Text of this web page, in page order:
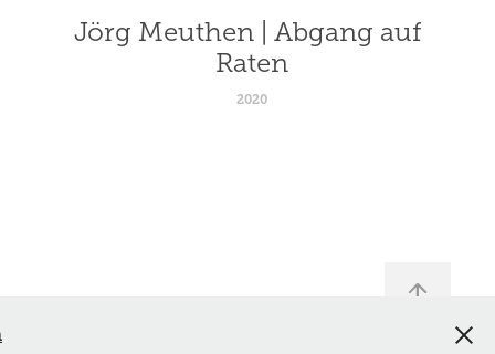
Jörg Meuthen | Abgang auf
Raten
2020